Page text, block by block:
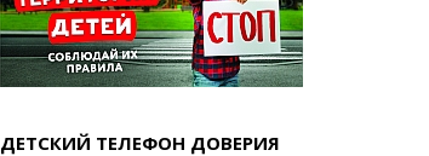
ДЕТСКИЙ ТЕЛЕФОН ДОВЕРИЯ